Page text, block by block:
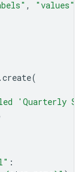
, "values"
.create(
'Quarterly
: